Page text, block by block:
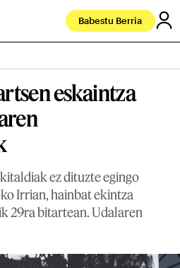
Babestu Berria
eskaintza
ez dituzte egingo
Irrian, hainbat ekintza
29ra bitartean. Udalaren